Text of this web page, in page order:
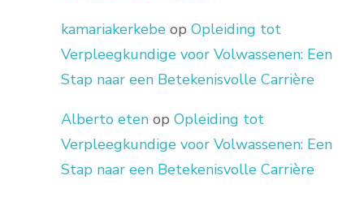
kamariakerkebe op Opleiding tot
Verpleegkundige voor Volwassenen: Een
Stap naar een Betekenisvolle Carrière
Alberto eten op Opleiding tot
Verpleegkundige voor Volwassenen: Een
Stap naar een Betekenisvolle Carrière